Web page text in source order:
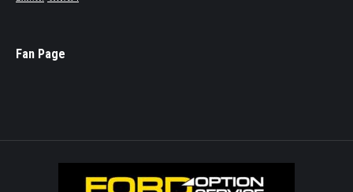
Fan Page